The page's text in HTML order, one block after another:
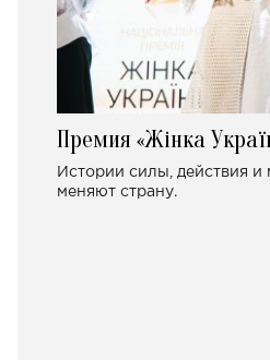
Премия «Жінка
Истории силы, действия и
меняют страну.